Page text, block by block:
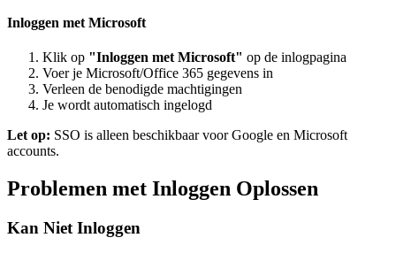
Inloggen met Microsoft
Klik op "Inloggen met Microsoft" op de inlogpagina
Voer je Microsoft/Office 365 gegevens in
Verleen de benodigde machtigingen
Je wordt automatisch ingelogd
Let op: SSO is alleen beschikbaar voor Google en Microsoft
accounts.
Problemen met Inloggen Oplossen
Kan Niet Inloggen